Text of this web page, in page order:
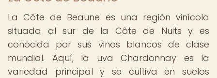
La Côte de Beaune es una región vinícola
situada al sur de la Côte de Nuits y es
conocida por sus vinos blancos de clase
mundial. Aquí, la uva Chardonnay es la
variedad principal y se cultiva en suelos